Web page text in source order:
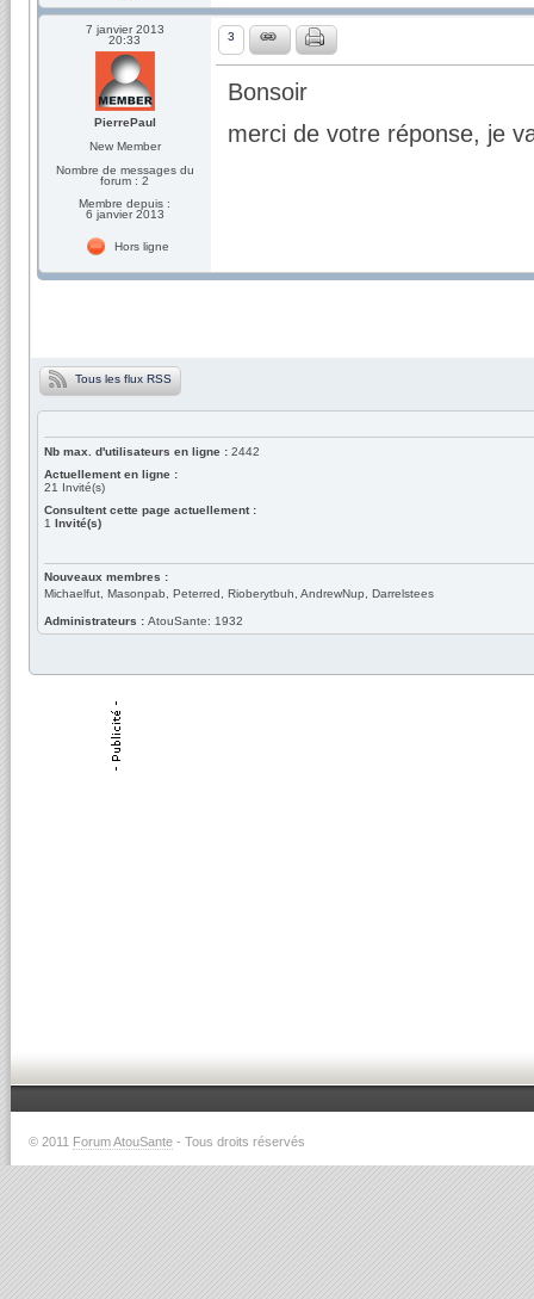
7 janvier 2013
20:33
PierrePaul
New Member
Nombre de messages du
forum : 2
Membre depuis :
6 janvier 2013
Hors ligne
3
Bonsoir
merci de votre réponse, je
Tous les flux RSS
Nb max. d'utilisateurs en ligne : 2442
Actuellement en ligne :
21 Invité(s)
Consultent cette page actuellement :
1 Invité(s)
Nouveaux membres :
Michaelfut, Masonpab, Peterred, Rioberytbuh, AndrewNup, Darrelstees
Administrateurs : AtouSante: 1932
© 2011 Forum AtouSante - Tous droits réservés